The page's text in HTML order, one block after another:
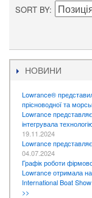
SORT BY
НОВИНИ
Lowrance®
прісноводної та
Lowrance
інтегрувала
19.11.2024
Lowrance
04.07.2024
Графік роботи
Lowrance отримала
International Boat Show
>>